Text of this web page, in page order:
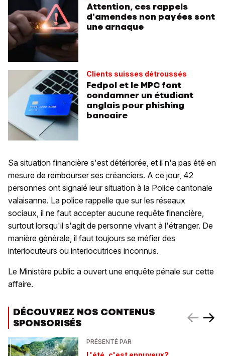
Attention, ces rappels
d'amendes non payées sont
une arnaque
Clients suisses détroussés
Fedpol et le MPC font
condamner un étudiant
anglais pour phishing
bancaire
Sa situation financière s'est détériorée, et il n'a pas été en
mesure de rembourser ses créanciers. A ce jour, 42
personnes ont signalé leur situation à la Police cantonale
valaisanne. La police rappelle que sur les réseaux
sociaux, il ne faut accepter aucune requête financière,
surtout lorsqu'il s'agit de personne vivant à l'étranger. De
manière générale, il faut toujours se méfier des
interlocuteurs ou interlocutrices inconnus.
Le Ministère public a ouvert une enquête pénale sur cette
affaire.
DÉCOUVREZ NOS CONTENUS
SPONSORISÉS
PRÉSENTÉ PAR